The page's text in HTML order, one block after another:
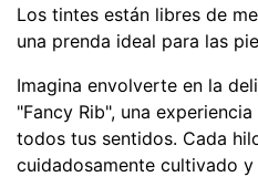
Los tintes están libres de
una prenda ideal para las
Imagina envolverte en la
"Fancy Rib", una
todos tus sentidos. Cada
cuidadosamente cultivado